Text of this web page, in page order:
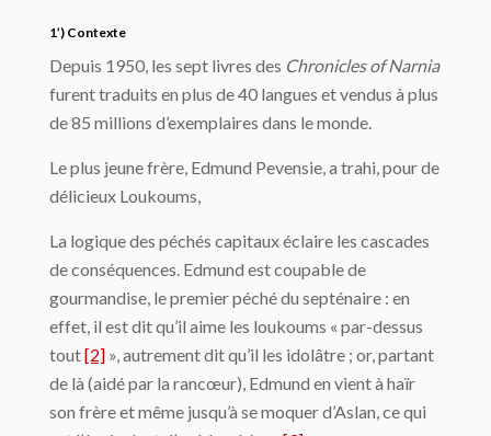
1’) Contexte
Depuis 1950, les sept livres des Chronicles of Narnia
furent traduits en plus de 40 langues et vendus à plus
de 85 millions d’exemplaires dans le monde.
Le plus jeune frère, Edmund Pevensie, a trahi, pour de
délicieux Loukoums,
La logique des péchés capitaux éclaire les cascades
de conséquences. Edmund est coupable de
gourmandise, le premier péché du septénaire : en
effet, il est dit qu’il aime les loukoums « par-dessus
tout[2] », autrement dit qu’il les idolâtre ; or, partant
de là (aidé par la rancœur), Edmund en vient à haïr
son frère et même jusqu’à se moquer d’Aslan, ce qui